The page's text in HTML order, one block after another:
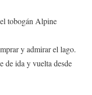
tobogán Alpine
y admirar el lago.
de ida y vuelta desde